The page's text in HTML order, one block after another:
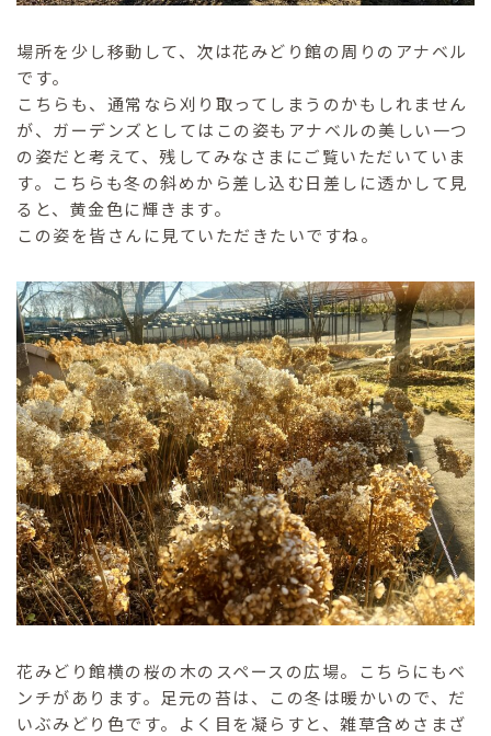
場所を少し移動して、次は花みどり館の周りのアナベル
です。
こちらも、通常なら刈り取ってしまうのかもしれません
が、ガーデンズとしてはこの姿もアナベルの美しい一つ
の姿だと考えて、残してみなさまにご覧いただいていま
す。こちらも冬の斜めから差し込む日差しに透かして見
ると、黄金色に輝きます。
この姿を皆さんに見ていただきたいですね。
花みどり館横の桜の木のスペースの広場。こちらにもベ
ンチがあります。足元の苔は、この冬は暖かいので、だ
いぶみどり色です。よく目を凝らすと、雑草含めさまざ